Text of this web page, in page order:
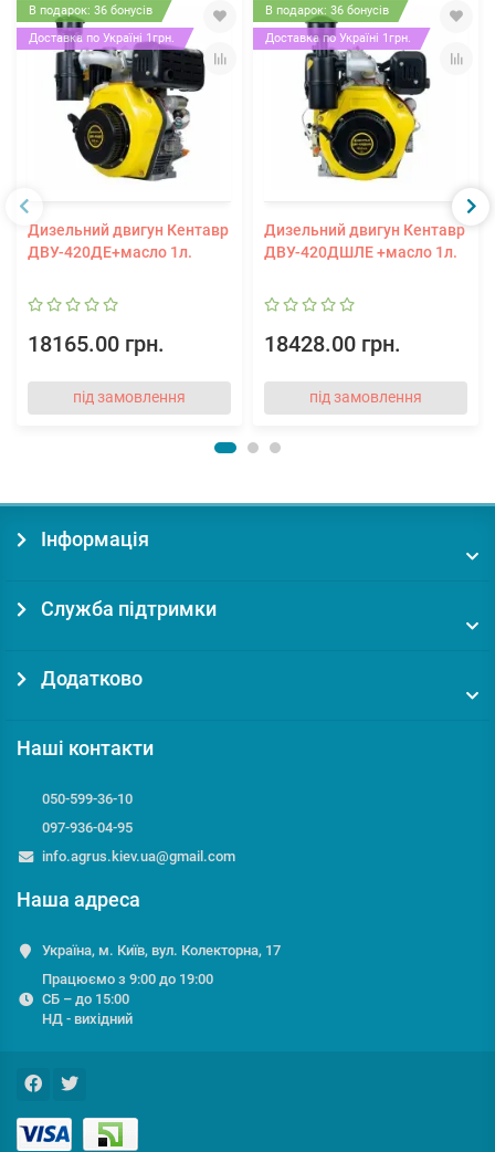
В подарок: 36 бонусів
Доставка по Україні 1грн.
Дизельний двигун Кентавр
ДВУ-420ДЕ+масло 1л.
18165.00 грн.
під замовлення
В подарок: 36 бонусів
Доставка по Україні 1грн.
Дизельний двигун Кентавр
ДВУ-420ДШЛЕ +масло 1л.
18428.00 грн.
під замовлення
Інформація
Служба підтримки
Додатково
Наші контакти
050-599-36-10
097-936-04-95
info.agrus.kiev.ua@gmail.com
Наша адреса
Україна, м. Київ, вул. Колекторна, 17
Працюємо з 9:00 до 19:00
СБ – до 15:00
НД - вихідний